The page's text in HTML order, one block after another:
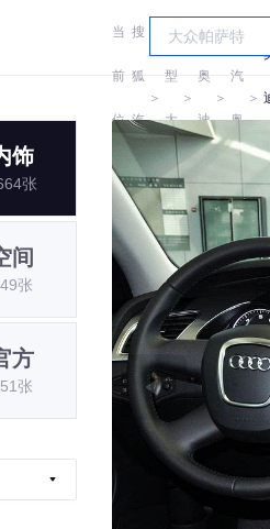
当
前
位
置:
搜
狐
汽
车
＞
车
型
大
全
＞
奥
迪
＞
一
汽
奥
＞
饰
张
间
张
方
张